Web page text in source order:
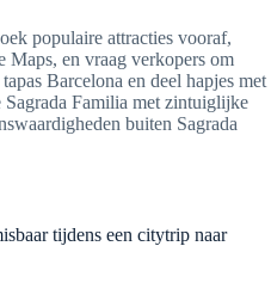
populaire attracties vooraf,
en vraag verkopers om
Barcelona en deel hapjes met
Familia met zintuiglijke
buiten Sagrada
tijdens een citytrip naar